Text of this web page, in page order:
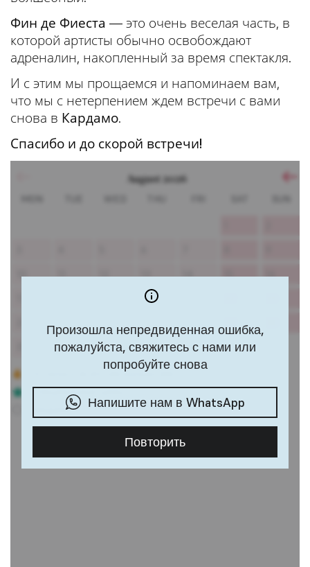
Фин де Фиеста — это очень веселая часть, в
которой артисты обычно освобождают
адреналин, накопленный за время спектакля.
И с этим мы прощаемся и напоминаем вам,
что мы с нетерпением ждем встречи с вами
снова в Кардамо.
Спасибо и до скорой встречи!